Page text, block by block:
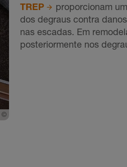
©
TREP
proporcionam
dos degraus contra
nas escadas. Em
posteriormente nos